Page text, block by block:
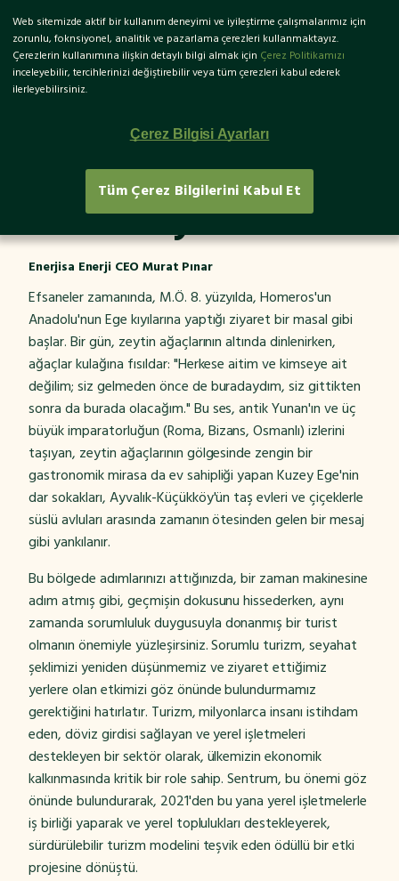
EN
Zeytin ağaçlarının
gölgesinde bir yeşil
destinasyon
Enerjisa Enerji CEO Murat Pınar
Efsaneler zamanında, M.Ö. 8. yüzyılda, Homeros'un
Anadolu'nun Ege kıyılarına yaptığı ziyaret bir masal gibi
başlar. Bir gün, zeytin ağaçlarının altında dinlenirken,
ağaçlar kulağına fısıldar: "Herkese aitim ve kimseye ait
değilim; siz gelmeden önce de buradaydım, siz gittikten
sonra da burada olacağım." Bu ses, antik Yunan'ın ve üç
büyük imparatorluğun (Roma, Bizans, Osmanlı) izlerini
taşıyan, zeytin ağaçlarının gölgesinde zengin bir
gastronomik mirasa da ev sahipliği yapan Kuzey Ege'nin
dar sokakları, Ayvalık-Küçükköy'ün taş evleri ve çiçeklerle
süslü avluları arasında zamanın ötesinden gelen bir mesaj
gibi yankılanır.
Bu bölgede adımlarınızı attığınızda, bir zaman makinesine
adım atmış gibi, geçmişin dokusunu hissederken, aynı
zamanda sorumluluk duygusuyla donanmış bir turist
olmanın önemiyle yüzleşirsiniz. Sorumlu turizm, seyahat
şeklimizi yeniden düşünmemiz ve ziyaret ettiğimiz
yerlere olan etkimizi göz önünde bulundurmamız
gerektiğini hatırlatır. Turizm, milyonlarca insanı istihdam
eden, döviz girdisi sağlayan ve yerel işletmeleri
destekleyen bir sektör olarak, ülkemizin ekonomik
kalkınmasında kritik bir role sahip. Sentrum, bu önemi göz
önünde bulundurarak, 2021'den bu yana yerel işletmelerle
iş birliği yaparak ve yerel toplulukları destekleyerek,
sürdürülebilir turizm modelini teşvik eden ödüllü bir etki
projesine dönüştü.
Web sitemizde aktif bir kullanım deneyimi ve iyileştirme çalışmalarımız için
zorunlu, foknsiyonel, analitik ve pazarlama çerezleri kullanmaktayız.
Çerezlerin kullanımına ilişkin detaylı bilgi almak için Çerez Politikamızı
inceleyebilir, tercihlerinizi değiştirebilir veya tüm çerezleri kabul ederek
ilerleyebilirsiniz.
Çerez Bilgisi Ayarları
Tüm Çerez Bilgilerini Kabul Et